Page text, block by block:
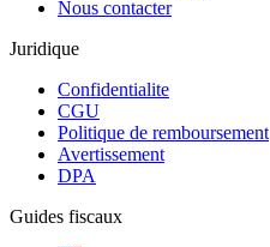
Nous contacter
Juridique
Confidentialite
CGU
Politique de remboursement
Avertissement
DPA
Guides fiscaux